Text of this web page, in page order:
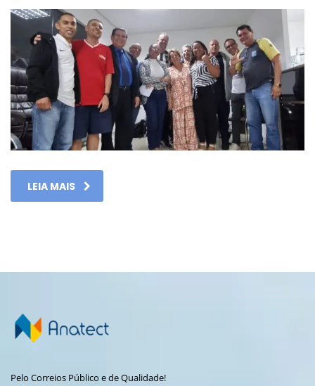
LEIA MAIS
Pelo Correios Público e de Qualidade!